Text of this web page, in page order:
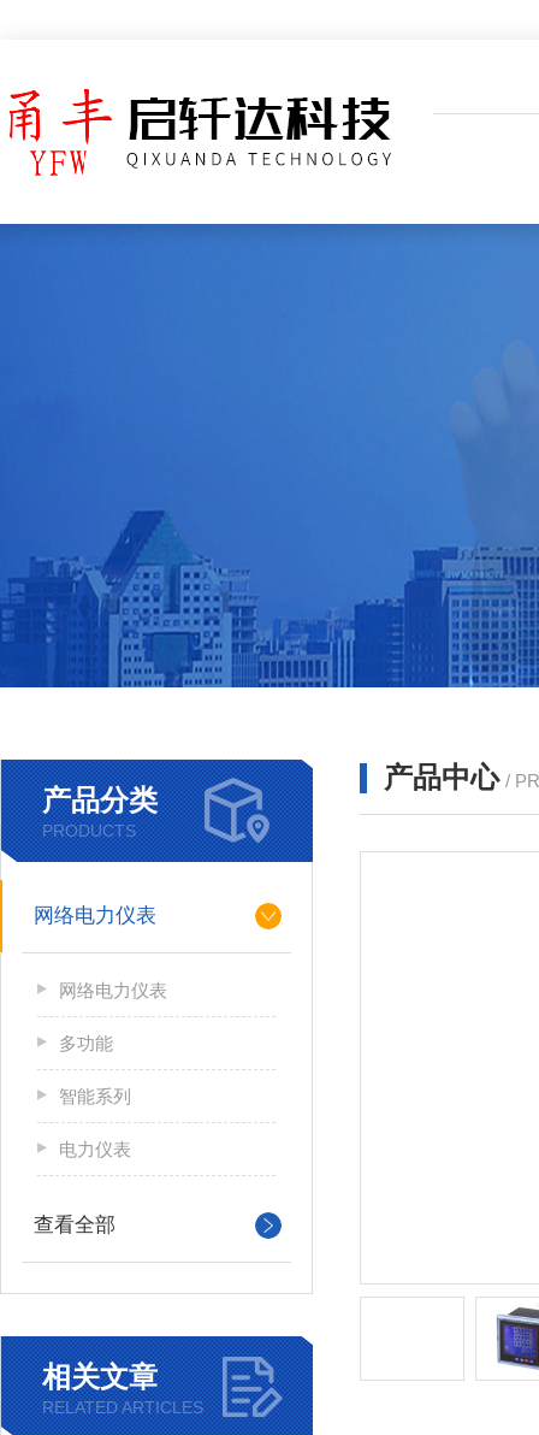
产品分类
PRODUCTS
网络电力仪表
网络电力仪表
多功能
智能系列
电力仪表
查看全部
相关文章
RELATED ARTICLES
产品中心 /